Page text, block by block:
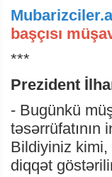
başçısı
***
Prezident
- Bugünkü
təsərrüfatının
Bildiyiniz
diqqət